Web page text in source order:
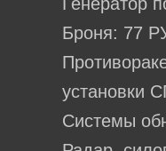
Броня: 77
установки
Системы